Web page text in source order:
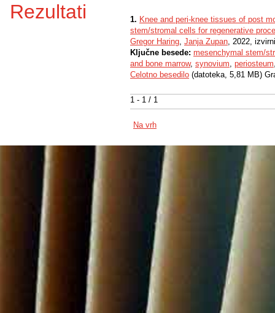
Rezultati
1 - 1 / 1
1. Knee and peri-knee tissues of post
stem/stromal cells for regenerative
Gregor Haring, Janja Zupan, 2022,
Ključne besede: mesenchymal stem/
and bone marrow, synovium, periosteum
Celotno besedilo (datoteka, 5,81 MB)
Na vrh